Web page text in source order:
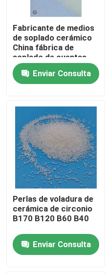
Sobre nosotros
Visita a la fábrica
Control de Calidad
Contacto
Solicitar una cotización
Medios de voladura de
Voladura de cerámica
Fabricante de medios
de soplado cerámico
China fábrica de
soplado de cuentas
cerámicas
Enviar Consulta
Perlas de voladura de
cerámica de circonio
B170 B120 B60 B40
Enviar Consulta